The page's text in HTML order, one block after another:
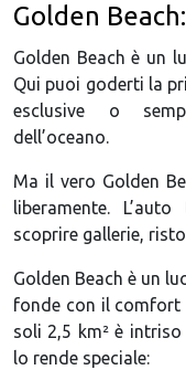
Golden
Golden Beach è un
Qui puoi goderti la
esclusive o
dell’oceano.
Ma il vero Golden
liberamente.
scoprire gallerie,
Golden Beach è un
fonde con il comfort
soli 2,5 km² è
lo rende speciale: